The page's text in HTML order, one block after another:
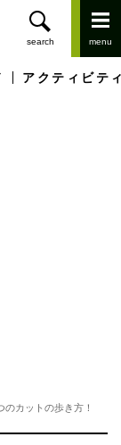
アクティビテ
カットの歩き方！